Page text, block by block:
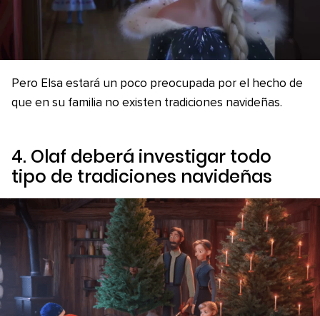
Pero Elsa estará un poco preocupada por el hecho de
que en su familia no existen tradiciones navideñas.
4. Olaf deberá investigar todo
tipo de tradiciones navideñas